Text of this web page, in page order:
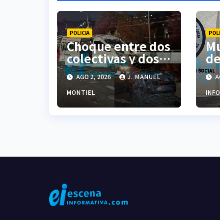
POLICIA
Choque entre dos
colectivas y dos
vehículos deja
cinco personas
lesionadas en
Atlihuetzia
AGO 2, 2026
J. MANUEL
MONTIEL